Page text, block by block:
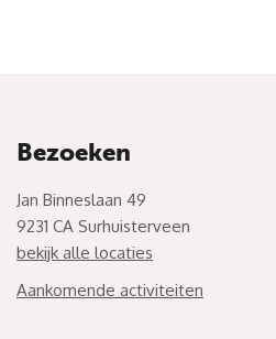
Bezoeken
Jan Binneslaan 49
9231 CA Surhuisterveen
bekijk alle locaties
Aankomende activiteiten